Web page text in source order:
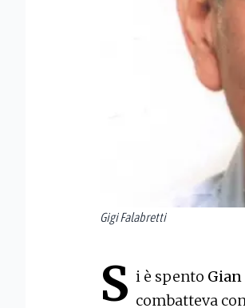
Gigi Falabretti
S i è spento
combatteva